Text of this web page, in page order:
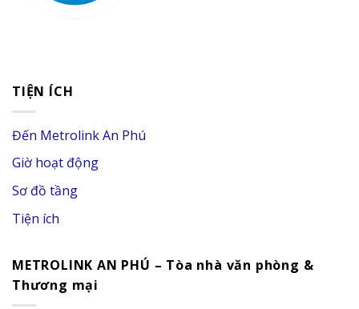
TIỆN ÍCH
Đến Metrolink An Phú
Giờ hoạt động
Sơ đồ tầng
Tiện ích
METROLINK AN PHÚ – Tòa nhà văn phòng &
Thương mại